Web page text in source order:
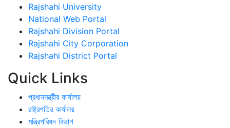
Rajshahi University
National Web Portal
Rajshahi Division Portal
Rajshahi City Corporation
Rajshahi District Portal
Quick Links
প্রধানমন্ত্রীর কার্যালয়
রাষ্ট্রপতির কার্যালয়
মন্ত্রিপরিষদ বিভাগ